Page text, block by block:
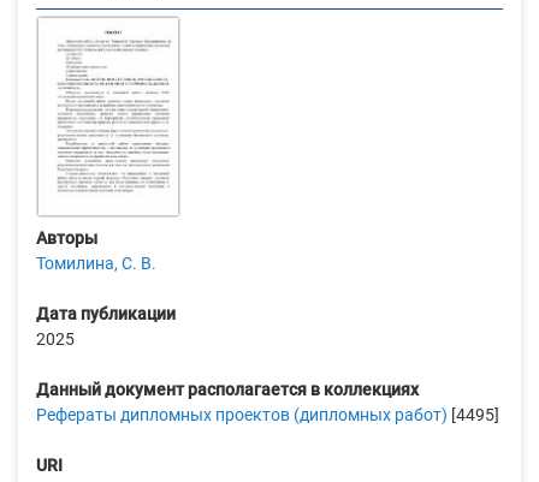
Авторы
Томилина, С. В.
Дата публикации
2025
Данный документ располагается в коллекциях
Рефераты дипломных проектов (дипломных работ) [4495]
URI